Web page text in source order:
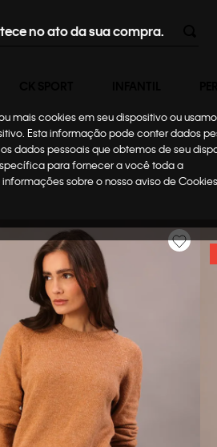
no ato da sua compra.
mais cookies em seu dispositivo ou
Esta informação pode conter dados
dados pessoais que obtemos de seu
para fornecer a você toda a
sobre o nosso aviso de